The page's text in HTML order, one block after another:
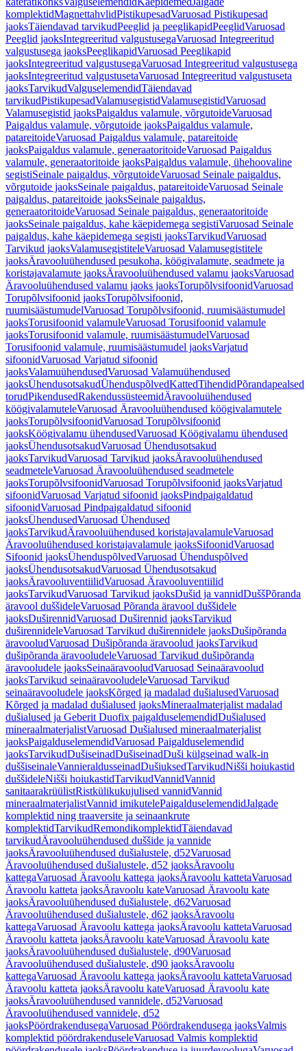
komplektidMagnettahvlidPistikupesadVaruosad Pistikupesad
jaoksTäiendavad tarvikudPeeglid ja peeglikapidPeeglidVaruosad
Peeglid jaoksIntegreeritud valgustusegaVaruosad Integreeritud
valgustusega jaoksPeeglikapidVaruosad Peeglikapid
jaoksIntegreeritud valgustusegaVaruosad Integreeritud valgustusega
jaoksIntegreeritud valgustusetaVaruosad Integreeritud valgustuseta
jaoksTarvikudValguselemendidTäiendavad
tarvikudPistikupesadValamusegistidValamusegistidVaruosad
Valamusegistid jaoksPaigaldus valamule, võrgutoideVaruosad
Paigaldus valamule, võrgutoide jaoksPaigaldus valamule,
patareitoideVaruosad Paigaldus valamule, patareitoide
jaoksPaigaldus valamule, generaatoritoideVaruosad Paigaldus
valamule, generaatoritoide jaoksPaigaldus valamule, ühehoovaline
segistiSeinale paigaldus, võrgutoideVaruosad Seinale paigaldus,
võrgutoide jaoksSeinale paigaldus, patareitoideVaruosad Seinale
paigaldus, patareitoide jaoksSeinale paigaldus,
generaatoritoideVaruosad Seinale paigaldus, generaatoritoide
jaoksSeinale paigaldus, kahe käepidemega segistiVaruosad Seinale
paigaldus, kahe käepidemega segisti jaoksTarvikudVaruosad
Tarvikud jaoksValamusegistiteleVaruosad Valamusegistitele
jaoksÄravooluühendused pesukoha, köögivalamute, seadmete ja
koristajavalamute jaoksÄravooluühendused valamu jaoksVaruosad
Äravooluühendused valamu jaoks jaoksTorupõlvsifoonidVaruosad
Torupõlvsifoonid jaoksTorupõlvsifoonid,
ruumisäästumudelVaruosad Torupõlvsifoonid, ruumisäästumudel
jaoksTorusifoonid valamuleVaruosad Torusifoonid valamule
jaoksTorusifoonid valamule, ruumisäästumudelVaruosad
Torusifoonid valamule, ruumisäästumudel jaoksVarjatud
sifoonidVaruosad Varjatud sifoonid
jaoksValamuühendusedVaruosad Valamuühendused
jaoksÜhendusotsakudÜhenduspõlvedKattedTihendidPõrandapealsed
torudPikendusedRakendussüsteemidÄravooluühendused
köögivalamuteleVaruosad Äravooluühendused köögivalamutele
jaoksTorupõlvsifoonidVaruosad Torupõlvsifoonid
jaoksKöögivalamu ühendusedVaruosad Köögivalamu ühendused
jaoksÜhendusotsakudVaruosad Ühendusotsakud
jaoksTarvikudVaruosad Tarvikud jaoksÄravooluühendused
seadmeteleVaruosad Äravooluühendused seadmetele
jaoksTorupõlvsifoonidVaruosad Torupõlvsifoonid jaoksVarjatud
sifoonidVaruosad Varjatud sifoonid jaoksPindpaigaldatud
sifoonidVaruosad Pindpaigaldatud sifoonid
jaoksÜhendusedVaruosad Ühendused
jaoksTarvikudÄravooluühendused koristajavalamuleVaruosad
Äravooluühendused koristajavalamule jaoksSifoonidVaruosad
Sifoonid jaoksÜhenduspõlvedVaruosad Ühenduspõlved
jaoksÜhendusotsakudVaruosad Ühendusotsakud
jaoksÄravooluventiilidVaruosad Äravooluventiilid
jaoksTarvikudVaruosad Tarvikud jaoksDušid ja vannidDuššPõranda
äravool duššideleVaruosad Põranda äravool duššidele
jaoksDuširennidVaruosad Duširennid jaoksTarvikud
duširennideleVaruosad Tarvikud duširennidele jaoksDušipõranda
äravooludVaruosad Dušipõranda äravoolud jaoksTarvikud
dušipõranda äravooludeleVaruosad Tarvikud dušipõranda
äravooludele jaoksSeinaäravooludVaruosad Seinaäravoolud
jaoksTarvikud seinaäravooludeleVaruosad Tarvikud
seinaäravooludele jaoksKõrged ja madalad dušialusedVaruosad
Kõrged ja madalad dušialused jaoksMineraalmaterjalist madalad
dušialused ja Geberit Duofix paigalduselemendidDušialused
mineraalmaterjalistVaruosad Dušialused mineraalmaterjalist
jaoksPaigalduselemendidVaruosad Paigalduselemendid
jaoksTarvikudDušiseinadDušiseinadDuši külgseinad walk-in
duššiseinaleVannieraldusseinadDušiuksedTarvikudNišši hoiukastid
duššideleNišši hoiukastidTarvikudVannidVannid
sanitaarakrüülistRistkülikukujulised vannidVannid
mineraalmaterjalistVannid imikutelePaigalduselemendidJalgade
komplektid ning traaversite ja seinaankrute
komplektidTarvikudRemondikomplektidTäiendavad
tarvikudÄravooluühendused duššide ja vannide
jaoksÄravooluühendused dušialustele, d52Varuosad
Äravooluühendused dušialustele, d52 jaoksÄravoolu
kattegaVaruosad Äravoolu kattega jaoksÄravoolu kattetaVaruosad
Äravoolu katteta jaoksÄravoolu kateVaruosad Äravoolu kate
jaoksÄravooluühendused dušialustele, d62Varuosad
Äravooluühendused dušialustele, d62 jaoksÄravoolu
kattegaVaruosad Äravoolu kattega jaoksÄravoolu kattetaVaruosad
Äravoolu katteta jaoksÄravoolu kateVaruosad Äravoolu kate
jaoksÄravooluühendused dušialustele, d90Varuosad
Äravooluühendused dušialustele, d90 jaoksÄravoolu
kattegaVaruosad Äravoolu kattega jaoksÄravoolu kattetaVaruosad
Äravoolu katteta jaoksÄravoolu kateVaruosad Äravoolu kate
jaoksÄravooluühendused vannidele, d52Varuosad
Äravooluühendused vannidele, d52
jaoksPöördrakendusegaVaruosad Pöördrakendusega jaoksValmis
komplektid pöördrakenduseleVaruosad Valmis komplektid